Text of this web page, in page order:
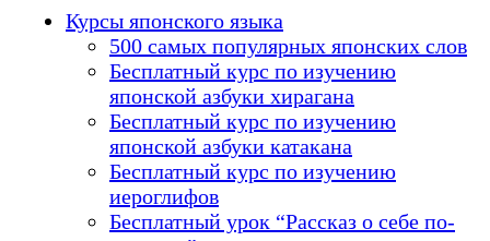
Курсы японского языка
500 самых популярных японских слов
Бесплатный курс по изучению
японской азбуки хирагана
Бесплатный курс по изучению
японской азбуки катакана
Бесплатный курс по изучению
иероглифов
Бесплатный урок “Рассказ о себе по-